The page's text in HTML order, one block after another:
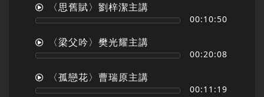
〈思舊賦〉劉梓潔主講
00:10:50
〈梁父吟〉樊光耀主講
00:20:08
〈孤戀花〉曹瑞原主講
00:11:19